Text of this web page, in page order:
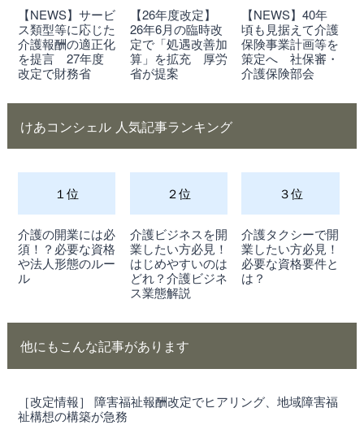
【NEWS】サービ
ス類型等に応じた
介護報酬の適正化
を提言 27年度
改定で財務省
【26年度改定】
26年6月の臨時改
定で「処遇改善加
算」を拡充 厚労
省が提案
【NEWS】40年
頃も見据えて介護
保険事業計画等を
策定へ 社保審・
介護保険部会
けあコンシェル 人気記事ランキング
１位
介護の開業には必
須！？必要な資格
や法人形態のルー
ル
２位
介護ビジネスを開
業したい方必見！
はじめやすいのは
どれ？介護ビジネ
ス業態解説
３位
介護タクシーで開
業したい方必見！
必要な資格要件と
は？
他にもこんな記事があります
［改定情報］ 障害福祉報酬改定でヒアリング、地域障害福
祉構想の構築が急務